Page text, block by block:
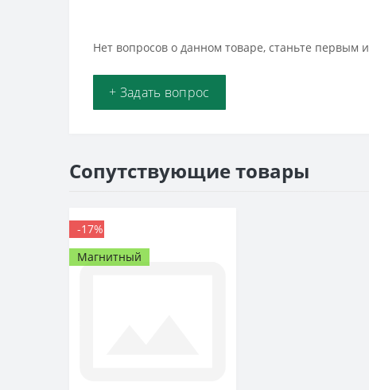
Нет вопросов о данном товаре, станьте первым
+ Задать вопрос
Сопутствующие товары
-17%
Магнитный